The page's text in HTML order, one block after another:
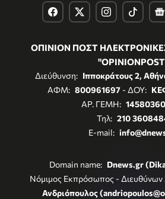
ΟΠΙΝΙΟΝ ΠΟΣΤ
Διεύθυνση: Ιπποκράτους 2,
ΑΦΜ: 800961697- ΔΟΥ:
ΑΡ. ΓΕΜΗ:
Τηλ: 210
E-mail:
Domain name: Dnews.gr
Νόμιμος Εκπρόσωπος - Διευθύνων
Ανδριόπουλος